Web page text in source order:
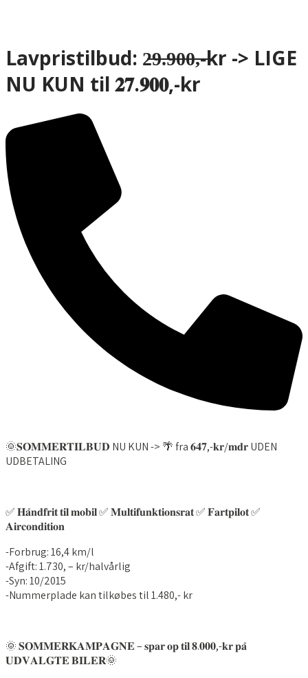
Lavpristilbud: 2̶9̶.̶9̶0̶0̶,̶-̶kr -> LIGE
NU KUN til 𝟐𝟕.𝟗𝟎𝟎,-kr
🌞𝐒𝐎𝐌𝐌𝐄𝐑𝐓𝐈𝐋𝐁𝐔𝐃 NU KUN -> 🌴 fra 𝟔𝟒𝟕,-𝐤𝐫/𝐦𝐝𝐫 UDEN
UDBETALING
✅ 𝐇𝐚̊𝐧𝐝𝐟𝐫𝐢𝐭 𝐭𝐢𝐥 𝐦𝐨𝐛𝐢𝐥 ✅ 𝐌𝐮𝐥𝐭𝐢𝐟𝐮𝐧𝐤𝐭𝐢𝐨𝐧𝐬𝐫𝐚𝐭 ✅ 𝐅𝐚𝐫𝐭𝐩𝐢𝐥𝐨𝐭 ✅
𝐀𝐢𝐫𝐜𝐨𝐧𝐝𝐢𝐭𝐢𝐨𝐧
-Forbrug: 16,4 km/l
-Afgift: 1.730, – kr/halvårlig
-Syn: 10/2015
-Nummerplade kan tilkøbes til 1.480,- kr
🌞 𝐒𝐎𝐌𝐌𝐄𝐑𝐊𝐀𝐌𝐏𝐀𝐆𝐍𝐄 – 𝐬𝐩𝐚𝐫 𝐨𝐩 𝐭𝐢𝐥 𝟖.𝟎𝟎𝟎,-𝐤𝐫 𝐩𝐚̊
𝐔𝐃𝐕𝐀𝐋𝐆𝐓𝐄 𝐁𝐈𝐋𝐄𝐑🌞